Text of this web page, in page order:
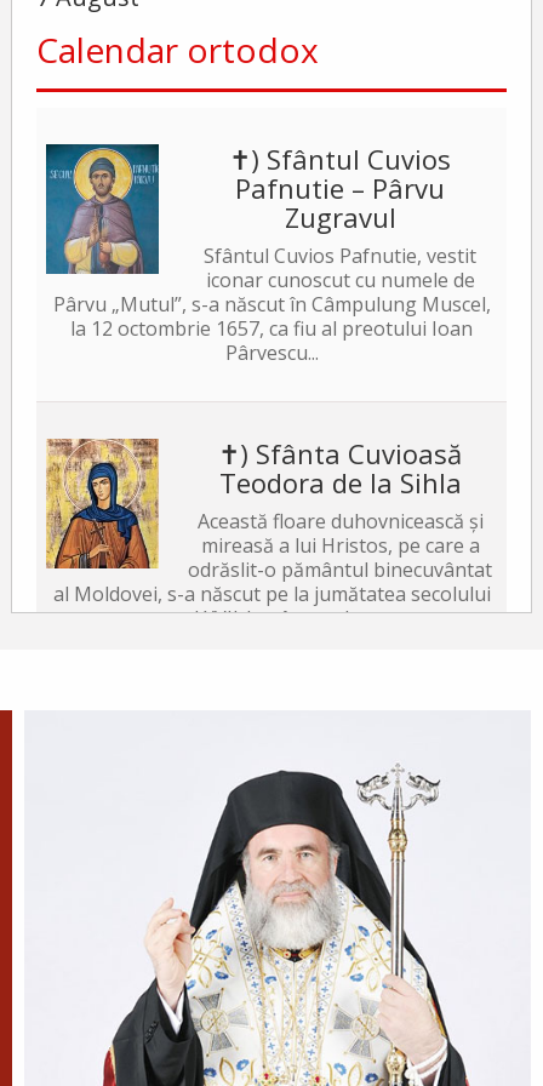
Calendar ortodox
✝) Sfântul Cuvios
Pafnutie – Pârvu
Zugravul
Sfântul Cuvios Pafnutie, vestit
iconar cunoscut cu numele de
Pârvu „Mutul”, s-a născut în Câmpulung Muscel,
la 12 octombrie 1657, ca fiu al preotului Ioan
Pârvescu...
✝) Sfânta Cuvioasă
Teodora de la Sihla
Această floare duhovnicească și
mireasă a lui Hristos, pe care a
odrăslit-o pământul binecuvântat
al Moldovei, s-a născut pe la jumătatea secolului
al XVII-lea, în satul...
Domnului
Schimbarea la Față a
Mântuitorului Iisus Hristos este
unul din Praznicele împărătești ale Bisericii
Ortodoxe, sărbătorită la 6 august.
Sfântul Antonie de la
Optina
Doamne, ajută-mi să văd păcatele